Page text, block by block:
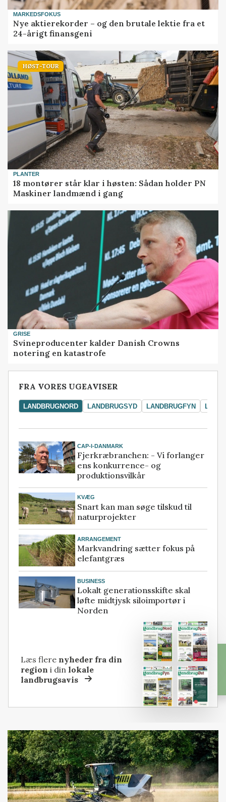
MARKEDSFOKUS
Nye aktierekorder – og den brutale lektie fra et
24-årigt finansgeni
HØST-TOUR
PLANTER
18 montører står klar i høsten: Sådan holder PN
Maskiner landmænd i gang
GRISE
Svineproducenter kalder Danish Crowns
notering en katastrofe
FRA VORES UGEAVISER
LANDBRUGNORD LANDBRUGSYD LANDBRUGFYN
CAP-I-DANMARK
Fjerkræbranchen: - Vi forlanger
ens konkurrence- og
produktionsvilkår
KVÆG
Snart kan man søge tilskud til
naturprojekter
ARRANGEMENT
Markvandring sætter fokus på
elefantgræs
BUSINESS
Lokalt generationsskifte skal
løfte midtjysk siloimportør i
Norden
Læs flere nyheder fra din
region i dinlokale
landbrugsavis